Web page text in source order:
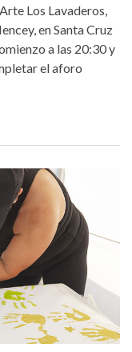
Los Lavaderos,
en Santa Cruz
a las 20:30 y
el aforo